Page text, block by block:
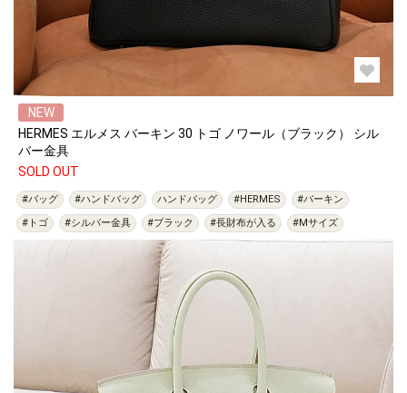
NEW
HERMES エルメス バーキン 30 トゴ ノワール（ブラック） シル
バー金具
SOLD OUT
#バッグ #ハンドバッグ ハンドバッグ #HERMES
#バーキン
#トゴ
#シルバー金具 #ブラック #長財布が入る #Mサイズ